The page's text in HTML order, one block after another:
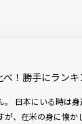
！勝手にランキ
り
、在米の身に懐か